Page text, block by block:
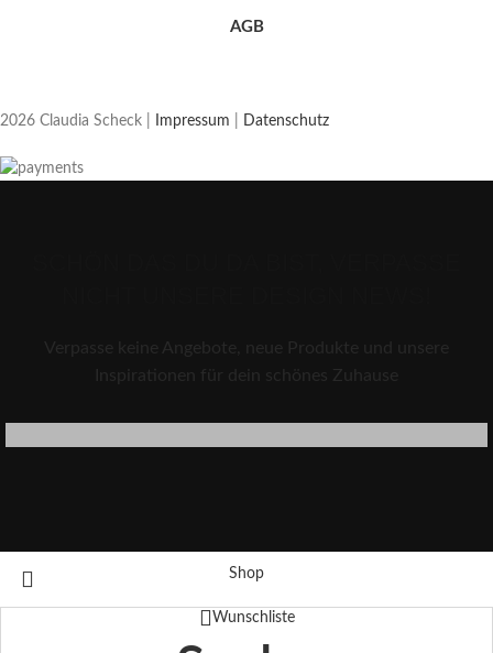
AGB
2026 Claudia Scheck | Impressum Datenschutz
Verpasse keine Angebote, neue Produkte und unsere
Inspirationen für dein schönes Zuhause
Shop
Wunschliste